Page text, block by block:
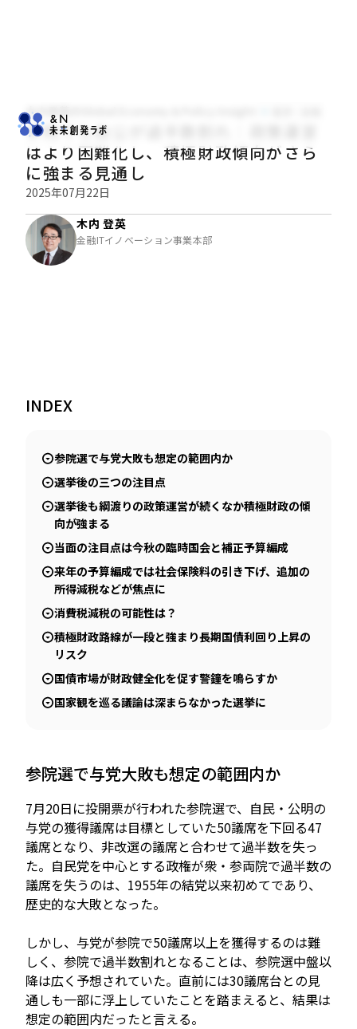
木内登英のGlobal Economy & Policy Insight
参院でも自公が過半数割れ：政策運営
はより困難化し、積極財政傾向がさら
に強まる見通し
2025年07月22日
木内 登英
金融ITイノベーション事業本部
INDEX
参院選で与党大敗も想定の範囲内か
選挙後の三つの注目点
選挙後も綱渡りの政策運営が続くなか積極財政の傾
向が強まる
当面の注目点は今秋の臨時国会と補正予算編成
来年の予算編成では社会保険料の引き下げ、追加の
所得減税などが焦点に
消費税減税の可能性は？
積極財政路線が一段と強まり長期国債利回り上昇の
リスク
国債市場が財政健全化を促す警鐘を鳴らすか
国家観を巡る議論は深まらなかった選挙に
参院選で与党大敗も想定の範囲内か
7月20日に投開票が行われた参院選で、自民・公明の
与党の獲得議席は目標としていた50議席を下回る47
議席となり、非改選の議席と合わせて過半数を失っ
た。自民党を中心とする政権が衆・参両院で過半数の
議席を失うのは、1955年の結党以来初めてであり、
歴史的な大敗となった。
しかし、与党が参院で50議席以上を獲得するのは難
しく、参院で過半数割れとなることは、参院選中盤以
降は広く予想されていた。直前には30議席台との見
通しも一部に浮上していたことを踏まえると、結果は
想定の範囲内だったと言える。